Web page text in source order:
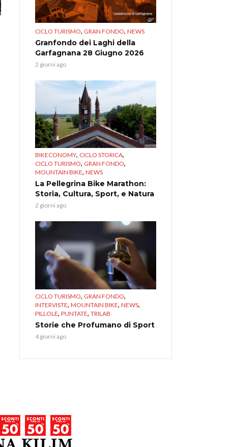
CICLO TURISMO, GRAN FONDO, NEWS
Granfondo dei Laghi della
Garfagnana 28 Giugno 2026
2 giorni ago
BIKECONOMY, CICLO STORICA,
CICLO TURISMO, GRAN FONDO,
MOUNTAIN BIKE, NEWS
La Pellegrina Bike Marathon:
Storia, Cultura, Sport, e Natura
2 giorni ago
CICLO TURISMO, GRAN FONDO,
INTERVISTE, MOUNTAIN BIKE, NEWS,
PILLOLE, PUNTATE, TRILAB
Storie che Profumano di Sport
4 giorni ago